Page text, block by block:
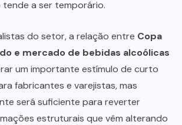
a ser temporário.
do setor, a relação entre Copa
e mercado de bebidas alcoólicas
um importante estímulo de curto
fabricantes e varejistas, mas
será suficiente para reverter
estruturais que vêm alterando